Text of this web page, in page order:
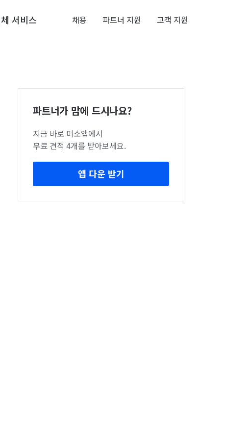
서비스 채용 파트너 지원 고객 지원
파트너가 맘에 드시나요?
지금 바로 미소앱에서
무료 견적 4개를 받아보세요.
앱 다운 받기